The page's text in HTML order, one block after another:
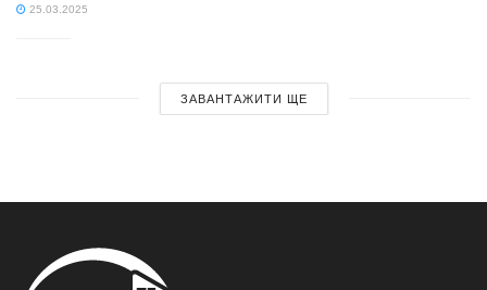
25.03.2025
ЗАВАНТАЖИТИ ЩЕ